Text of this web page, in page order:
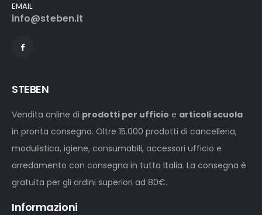
EMAIL
info@steben.it
STEBEN
Vendita online di prodotti per ufficio e articoli scuola
in pronta consegna. Oltre 15.000 prodotti di cancelleria,
modulistica, igiene, consumabili, accessori ufficio e
arredamento con consegna in tutta Italia. La consegna è
gratuita per gli ordini superiori ad 80€.
Informazioni